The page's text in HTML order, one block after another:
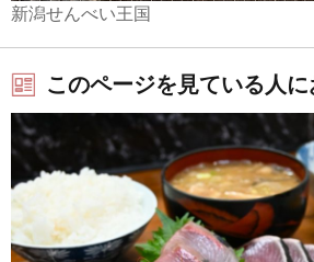
新潟せんべい王国
このページを見ている人